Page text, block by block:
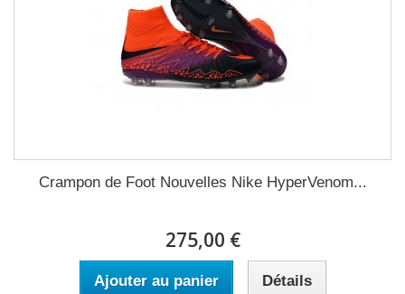
Crampon de Foot Nouvelles Nike HyperVenom...
275,00 €
Ajouter au panier Détails